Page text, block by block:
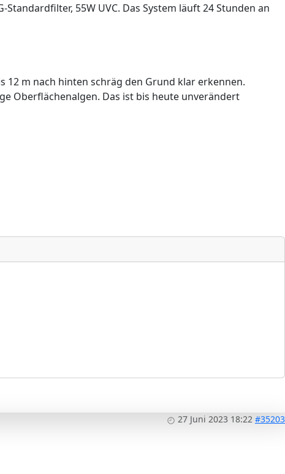
55W UVC. Das System läuft 24 Stunden an
12 m nach hinten schräg den Grund klar erkennen.
Oberflächenalgen. Das ist bis heute unverändert
27 Juni 2023 18:22 #35203